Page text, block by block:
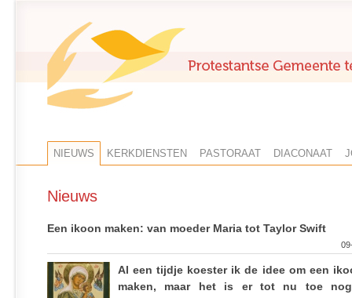
NIEUWS KERKDIENSTEN PASTORAAT DIACONAAT
Nieuws
Een ikoon maken: van moeder Maria tot Taylor Swift
Al een tijdje koester ik de idee om een
maken, maar het is er tot nu toe